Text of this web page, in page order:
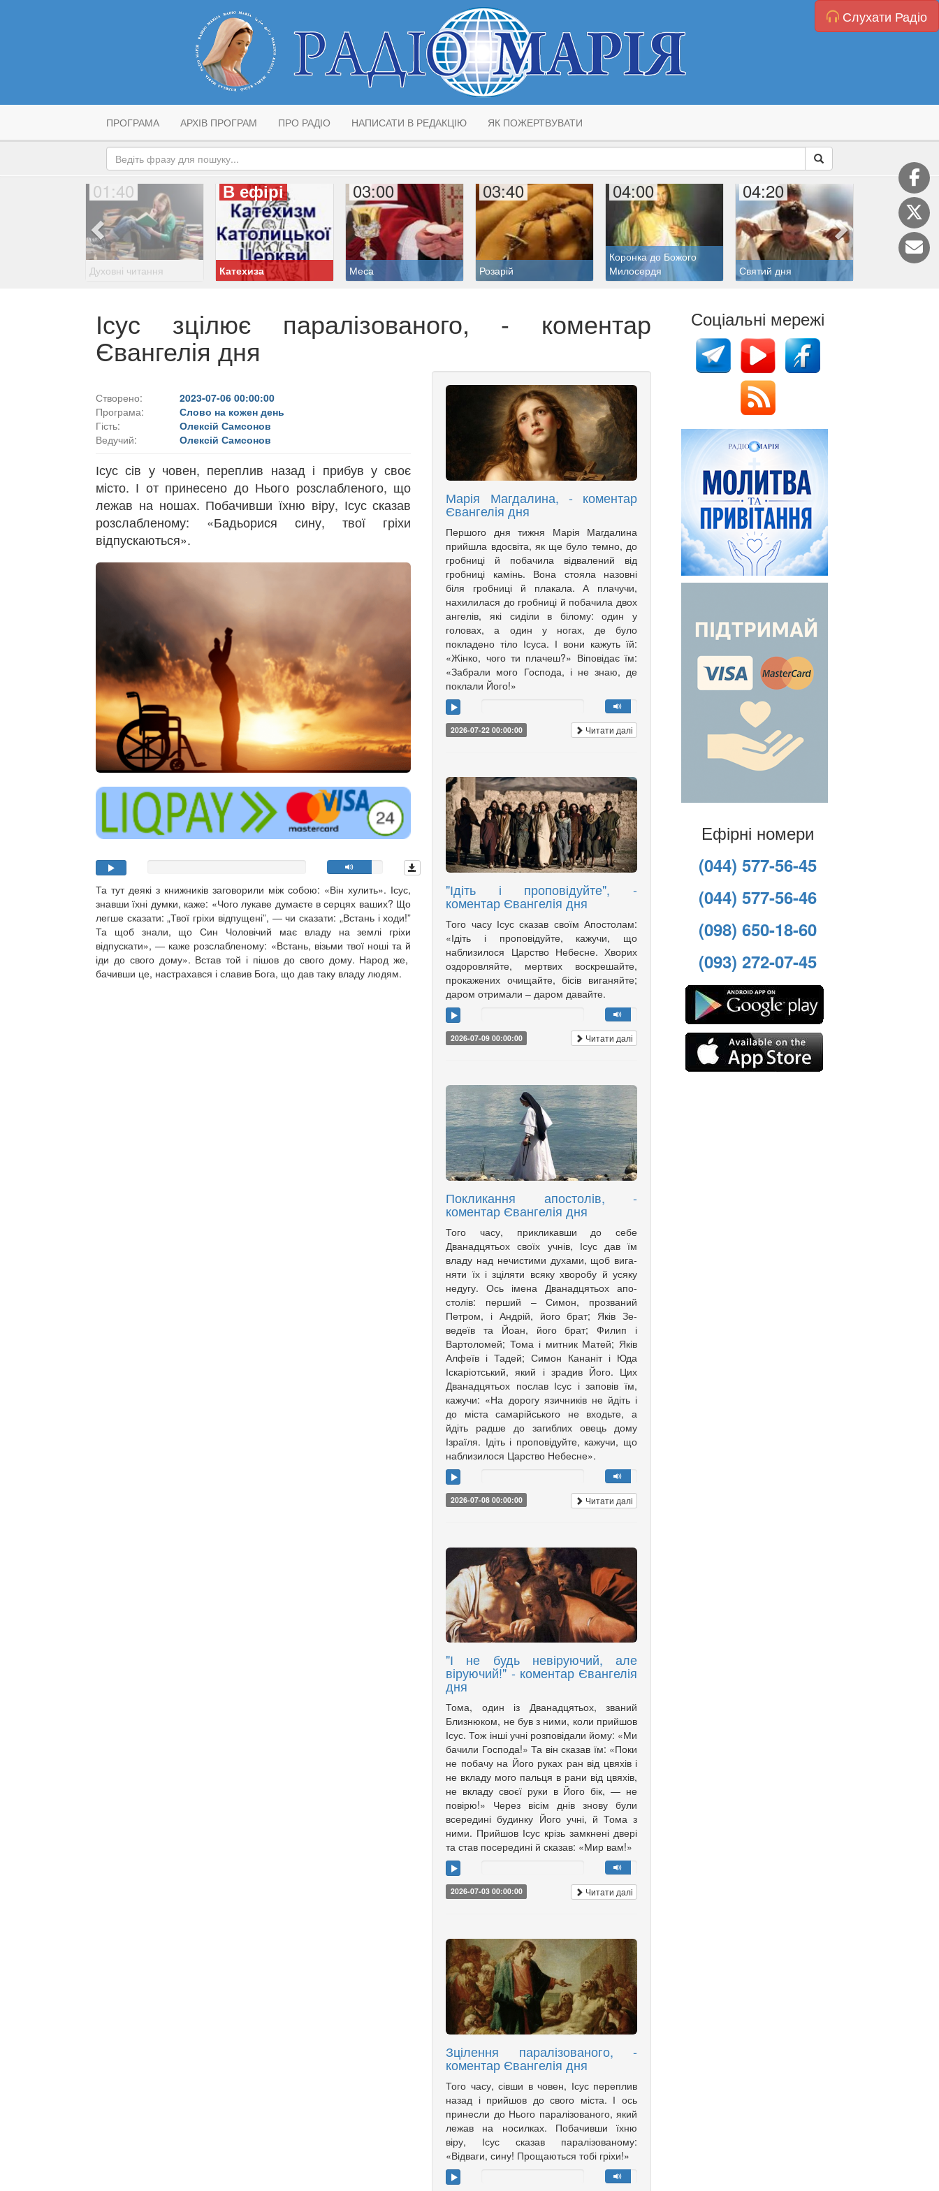
Слухати Радіо
ПРОГРАМА АРХІВ ПРОГРАМ ПРО РАДІО НАПИСАТИ В РЕДАКЦІЮ ЯК ПОЖЕРТВУВАТИ
01:40
Духовні читання
В ефірі
Катехиза
03:00
Меса
03:40
Розарій
04:00
Коронка до Божого
Милосердя
04:20
Святий дня
05:00
Ісус зцілює паралізованого, - коментар
Євангелія дня
Створено:
2023-07-06 00:00:00
Програма:
Слово на кожен день
Гість:
Олексій Самсонов
Ведучий:
Олексій Самсонов
Ісус сів у човен, переплив назад і прибув у своє
місто. І от принесено до Нього розслабленого, що
лежав на ношах. Побачивши їхню віру, Ісус сказав
розслабленому: «Бадьорися сину, твої гріхи
відпускаються».
Та тут деякі з книжників заговорили між собою: «Він хулить». Ісус,
знавши їхні думки, каже: «Чого лукаве думаєте в серцях ваших? Що
легше сказати: „Твої гріхи відпущені”, — чи сказати: „Встань і ходи!”
Та щоб знали, що Син Чоловічий має владу на землі гріхи
відпускати», — каже розслабленому: «Встань, візьми твої ноші та й
іди до свого дому». Встав той і пішов до свого дому. Народ же,
бачивши це, настрахався і славив Бога, що дав таку владу людям.
Марія Магдалина, - коментар
Євангелія дня
Першого дня тижня Марія Магдалина
прийшла вдосвіта, як ще було темно, до
гробниці й побачила відвалений від
гробниці камінь. Вона стояла назовні
біля гробниці й плакала. А плачучи,
нахилилася до гробниці й побачила двох
ангелів, які сиділи в білому: один у
головах, а один у ногах, де було
покладено тіло Ісуса. І вони кажуть їй:
«Жінко, чого ти плачеш?» Віповідає їм:
«Забрали мого Господа, і не знаю, де
поклали Його!»
2026-07-22 00:00:00 Читати далі
"Ідіть і проповідуйте", -
коментар Євангелія дня
Того часу Ісус сказав своїм Апостолам:
«Ідіть і проповідуйте, кажучи, що
наблизилося Царство Небесне. Хворих
оздоровляйте, мертвих воскрешайте,
прокажених очищайте, бісів виганяйте;
даром отримали – даром давайте.
2026-07-09 00:00:00 Читати далі
Покликання апостолів, -
коментар Євангелія дня
Того часу, прикликавши до себе
Дванадцятьох своїх учнів, Ісус дав їм
владу над нечистими духами, щоб вига­
няти їх і зціляти всяку хворобу й усяку
недугу. Ось імена Дванадцятьох апо­
столів: перший – Симон, прозваний
Петром, і Андрій, його брат; Яків Зе­­
ведеїв та Йоан, його брат; Филип і
Вартоломей; Тома і мит­ник Матей; Яків
Алфеїв і Та­дей; Симон Кананіт і Юда
Іска­рі­от­ський, який і зрадив Його. Цих
Дванадцятьох послав Ісус і заповів їм,
кажучи: «На дорогу язич­ників не йдіть і
до міста самарійського не входьте, а
йдіть радше до загиблих овець дому
Ізраїля. Ідіть і проповідуйте, кажучи, що
наблизилося Царство Небесне».
2026-07-08 00:00:00 Читати далі
"І не будь невіруючий, але
віруючий!" - коментар Євангелія
дня
Тома, один із Дванадцятьох, званий
Близнюком, не був з ними, коли прийшов
Ісус. Тож інші учні розповідали йому: «Ми
бачили Господа!» Та він сказав їм: «Поки
не побачу на Його руках ран від цвяхів і
не вкладу мого пальця в рани від цвяхів,
не вкладу своєї руки в Його бік, — не
повірю!» Через вісім днів знову були
всередині будинку Його учні, й Тома з
ними. Прийшов Ісус крізь замкнені двері
та став посередині й сказав: «Мир вам!»
2026-07-03 00:00:00 Читати далі
Зцілення паралізованого, -
коментар Євангелія дня
Того часу, сівши в човен, Ісус переплив
назад і прийшов до свого міста. І ось
принесли до Нього паралізованого, який
лежав на носилках. Побачивши їхню
віру, Ісус сказав паралізованому:
«Відваги, сину! Прощаються тобі гріхи!»
Соціальні мережі
Ефірні номери
(044) 577-56-45
(044) 577-56-46
(098) 650-18-60
(093) 272-07-45